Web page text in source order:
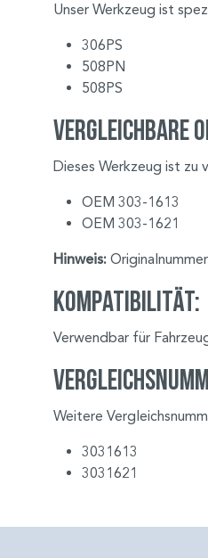
Unser Werkzeug ist
306PS
508PN
508PS
Vergleichbare
Dieses Werkzeug ist
OEM 303-1613
OEM 303-1621
Hinweis:
Kompatibilität:
Verwendbar für
Weitere
3031613
3031621